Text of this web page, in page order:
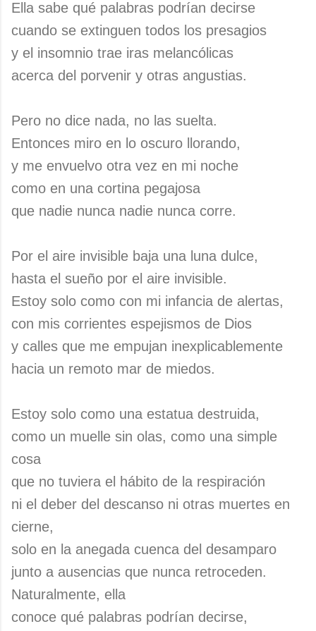
Ella sabe qué palabras podrían decirse
cuando se extinguen todos los presagios
y el insomnio trae iras melancólicas
acerca del porvenir y otras angustias.
Pero no dice nada, no las suelta.
Entonces miro en lo oscuro llorando,
y me envuelvo otra vez en mi noche
como en una cortina pegajosa
que nadie nunca nadie nunca corre.
Por el aire invisible baja una luna dulce,
hasta el sueño por el aire invisible.
Estoy solo como con mi infancia de alertas,
con mis corrientes espejismos de Dios
y calles que me empujan inexplicablemente
hacia un remoto mar de miedos.
Estoy solo como una estatua destruida,
como un muelle sin olas, como una simple
cosa
que no tuviera el hábito de la respiración
ni el deber del descanso ni otras muertes en
cierne,
solo en la anegada cuenca del desamparo
junto a ausencias que nunca retroceden.
Naturalmente, ella
conoce qué palabras podrían decirse,